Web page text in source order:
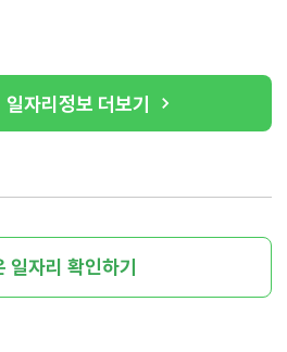
일자리정보 더보기
일자리 확인하기